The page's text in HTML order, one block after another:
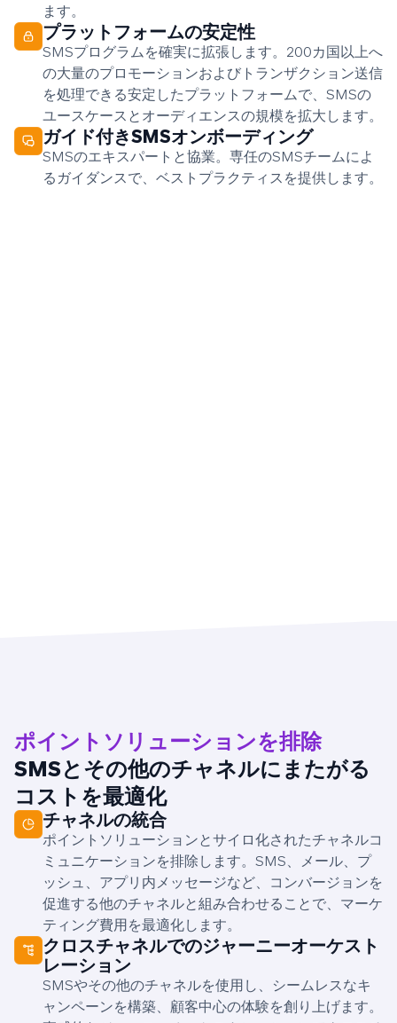
ます。
プラットフォームの安定性
SMSプログラムを確実に拡張します。200カ国以上へ
の大量のプロモーションおよびトランザクション送信
を処理できる安定したプラットフォームで、SMSの
ユースケースとオーディエンスの規模を拡大します。
ガイド付きSMSオンボーディング
SMSのエキスパートと協業。専任のSMSチームによ
るガイダンスで、ベストプラクティスを提供します。
ポイントソリューションを排除
SMSとその他のチャネルにまたがる
コストを最適化
チャネルの統合
ポイントソリューションとサイロ化されたチャネルコ
ミュニケーションを排除します。SMS、メール、プ
ッシュ、アプリ内メッセージなど、コンバージョンを
促進する他のチャネルと組み合わせることで、マーケ
ティング費用を最適化します。
クロスチャネルでのジャーニーオーケスト
レーション
SMSやその他のチャネルを使用し、シームレスなキ
ャンペーンを構築、顧客中心の体験を創り上げます。